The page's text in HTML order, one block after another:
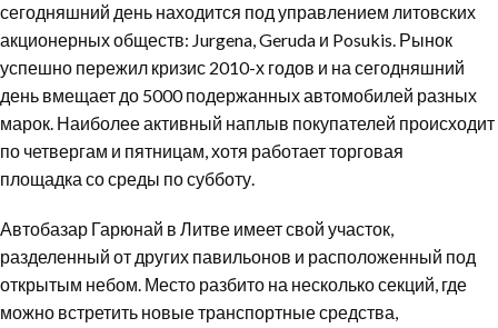
сегодняшний день находится под управлением литовских
акционерных обществ: Jurgena, Geruda и Posukis. Рынок
успешно пережил кризис 2010-х годов и на сегодняшний
день вмещает до 5000 подержанных автомобилей разных
марок. Наиболее активный наплыв покупателей происходит
по четвергам и пятницам, хотя работает торговая
площадка со среды по субботу.
Автобазар Гарюнай в Литве имеет свой участок,
разделенный от других павильонов и расположенный под
открытым небом. Место разбито на несколько секций, где
можно встретить новые транспортные средства,